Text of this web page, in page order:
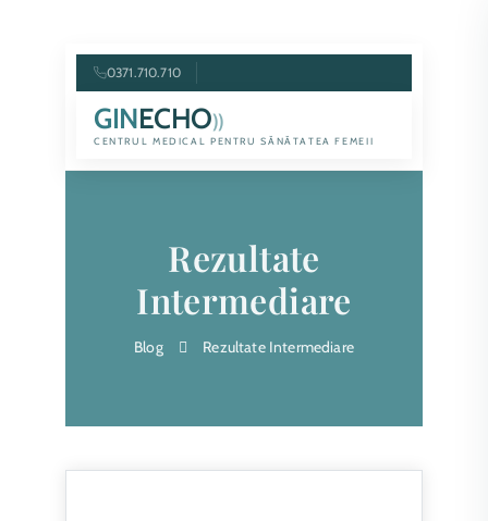
0371.710.710
GINECHO))
CENTRUL MEDICAL PENTRU SĂNĂTATEA FEMEII
Rezultate
Intermediare
Blog Rezultate Intermediare